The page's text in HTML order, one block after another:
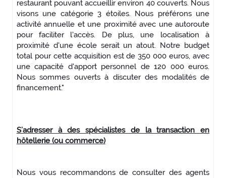
restaurant pouvant accueillir environ 40 couverts. Nous
visons une catégorie 3 étoiles. Nous préférons une
activité annuelle et une proximité avec une autoroute
pour faciliter l'accès. De plus, une localisation à
proximité d'une école serait un atout. Notre budget
total pour cette acquisition est de 350 000 euros, avec
une capacité d'apport personnel de 120 000 euros.
Nous sommes ouverts à discuter des modalités de
financement."
S’adresser à des spécialistes de la transaction en
hôtellerie (ou commerce)
Nous vous recommandons de consulter des agents